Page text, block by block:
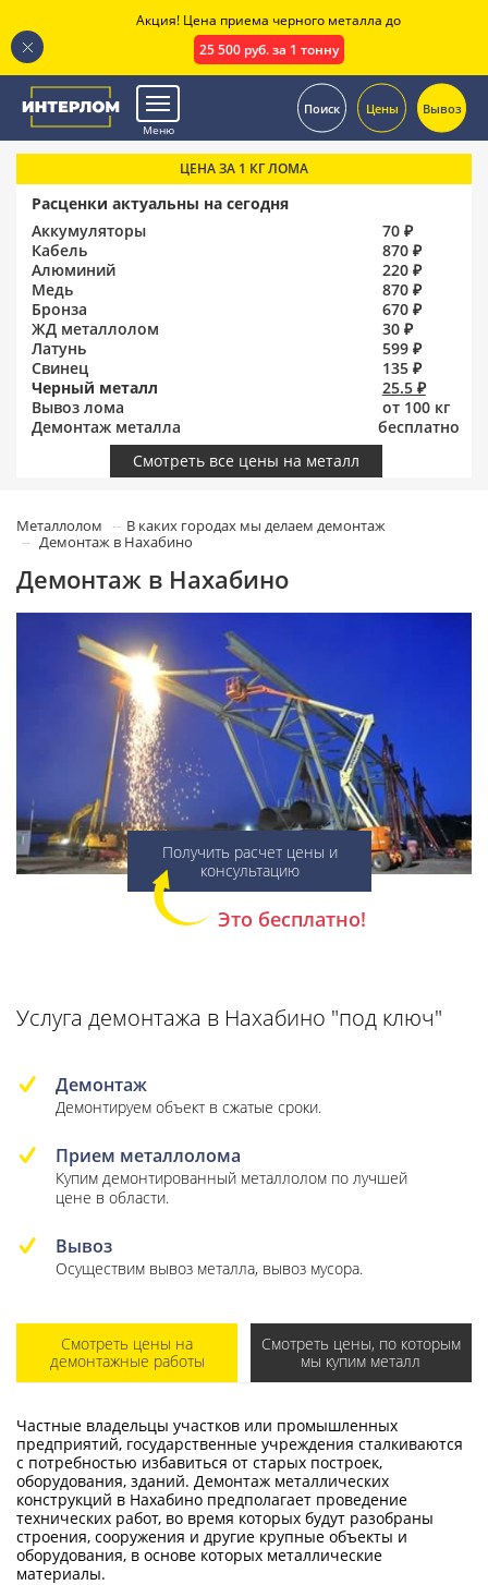
Меню
Поиск Цены Вывоз
ЦЕНА ЗА 1 КГ ЛОМА
Расценки актуальны на сегодня
Аккумуляторы
70 ₽
Кабель
870 ₽
Алюминий
220 ₽
Медь
870 ₽
Бронза
670 ₽
ЖД металлолом
30 ₽
Латунь
599 ₽
Свинец
135 ₽
Черный металл
25.5 ₽
Вывоз лома
от 100 кг
Демонтаж металла
бесплатно
Смотреть все цены на металл
Металлолом
В каких городах мы делаем демонтаж
Демонтаж в Нахабино
Демонтаж в Нахабино
Получить расчет цены и
консультацию
Это бесплатно!
Услуга демонтажа в Нахабино "под ключ"
Демонтаж
Демонтируем объект в сжатые сроки.
Прием металлолома
Купим демонтированный металлолом по лучшей
цене в области.
Вывоз
Осуществим вывоз металла, вывоз мусора.
Смотреть цены на
демонтажные работы
Смотреть цены, по которым
мы купим металл
Частные владельцы участков или промышленных
предприятий, государственные учреждения сталкиваются
с потребностью избавиться от старых построек,
оборудования, зданий. Демонтаж металлических
конструкций в Нахабино предполагает проведение
технических работ, во время которых будут разобраны
строения, сооружения и другие крупные объекты и
оборудования, в основе которых металлические
материалы.
Акция! Цена приема черного металла до
25 500 руб. за 1 тонну
.